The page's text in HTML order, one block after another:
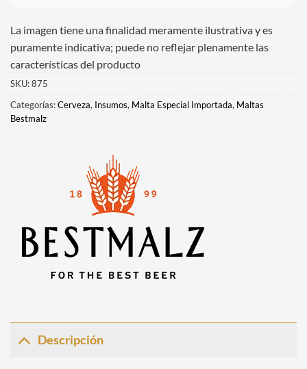
La imagen tiene una finalidad meramente ilustrativa y es
puramente indicativa; puede no reflejar plenamente las
características del producto
SKU:875
Categorías:Cerveza, Insumos, Malta Especial Importada, Maltas
Bestmalz
Descripción